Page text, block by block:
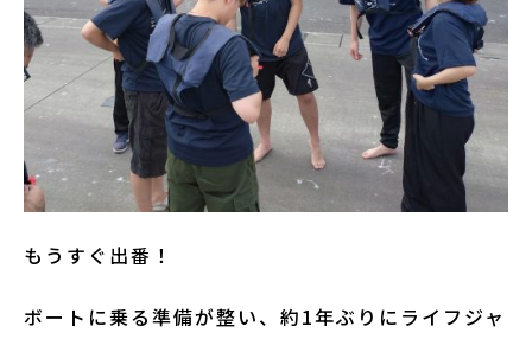
もうすぐ出番！
ボートに乗る準備が整い、約1年ぶりにライフジャ